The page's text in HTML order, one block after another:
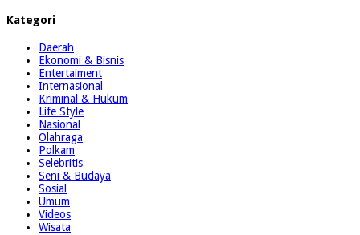
Kategori
Daerah
Ekonomi & Bisnis
Entertaiment
Internasional
Kriminal & Hukum
Life Style
Nasional
Olahraga
Polkam
Selebritis
Seni & Budaya
Sosial
Umum
Videos
Wisata